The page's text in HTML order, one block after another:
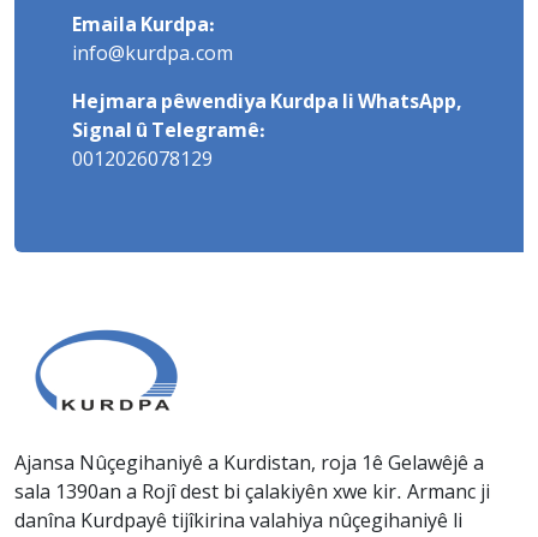
Emaila Kurdpa:
info@kurdpa.com
Hejmara pêwendiya Kurdpa li WhatsApp,
Signal û Telegramê:
0012026078129
Ajansa Nûçegihaniyê a Kurdistan, roja 1ê Gelawêjê a
sala 1390an a Rojî dest bi çalakiyên xwe kir. Armanc ji
danîna Kurdpayê tijîkirina valahiya nûçegihaniyê li